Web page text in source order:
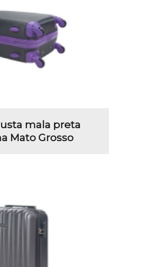
mala preta
Mato Grosso